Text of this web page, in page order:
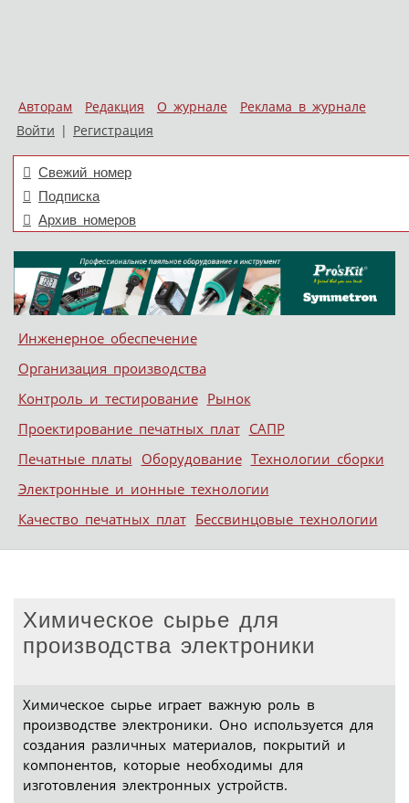
Авторам Редакция О журнале
Реклама в журнале
Войти | Регистрация
Свежий номер
Подписка
Архив номеров
Меню
Skip to content
Инженерное обеспечение
Организация производства
Контроль и тестирование Рынок
Проектирование печатных плат САПР
Печатные платы Оборудование Технологии сборки
Электронные и ионные технологии
Качество печатных плат Бессвинцовые технологии
Химическое сырье для
производства электроники
Химическое сырье играет важную роль в
производстве электроники. Оно используется для
создания различных материалов, покрытий и
компонентов, которые необходимы для
изготовления электронных устройств.